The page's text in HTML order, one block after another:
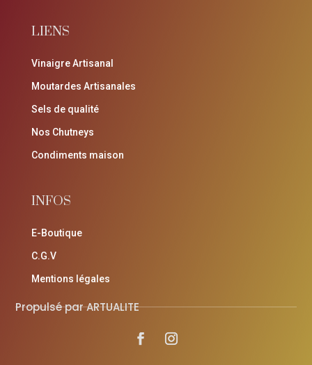
LIENS
Vinaigre Artisanal
Moutardes Artisanales
Sels de qualité
Nos Chutneys
Condiments maison
INFOS
E-Boutique
C.G.V
Mentions légales
Propulsé par ARTUALITE